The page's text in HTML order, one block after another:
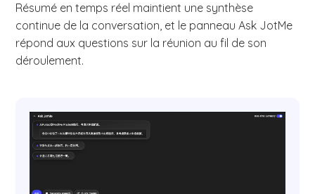
Résumé en temps réel maintient une synthèse
continue de la conversation, et le panneau Ask JotMe
répond aux questions sur la réunion au fil de son
déroulement.